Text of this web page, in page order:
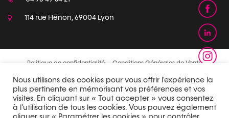
114 rue Hénon, 69004 Lyon
Politique de confidentialité Conditions Générales de Vente
Nous utilisons des cookies pour vous offrir l'expérience la
plus pertinente en mémorisant vos préférences et vos
visites. En cliquant sur « Tout accepter » vous consentez
à l'utilisation de tous les cookies. Vous pouvez également